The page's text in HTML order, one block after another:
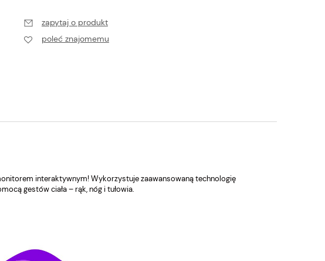
zapytaj o produkt
poleć znajomemu
interaktywnym! Wykorzystuje zaawansowaną technologię
gestów ciała – rąk, nóg i tułowia.